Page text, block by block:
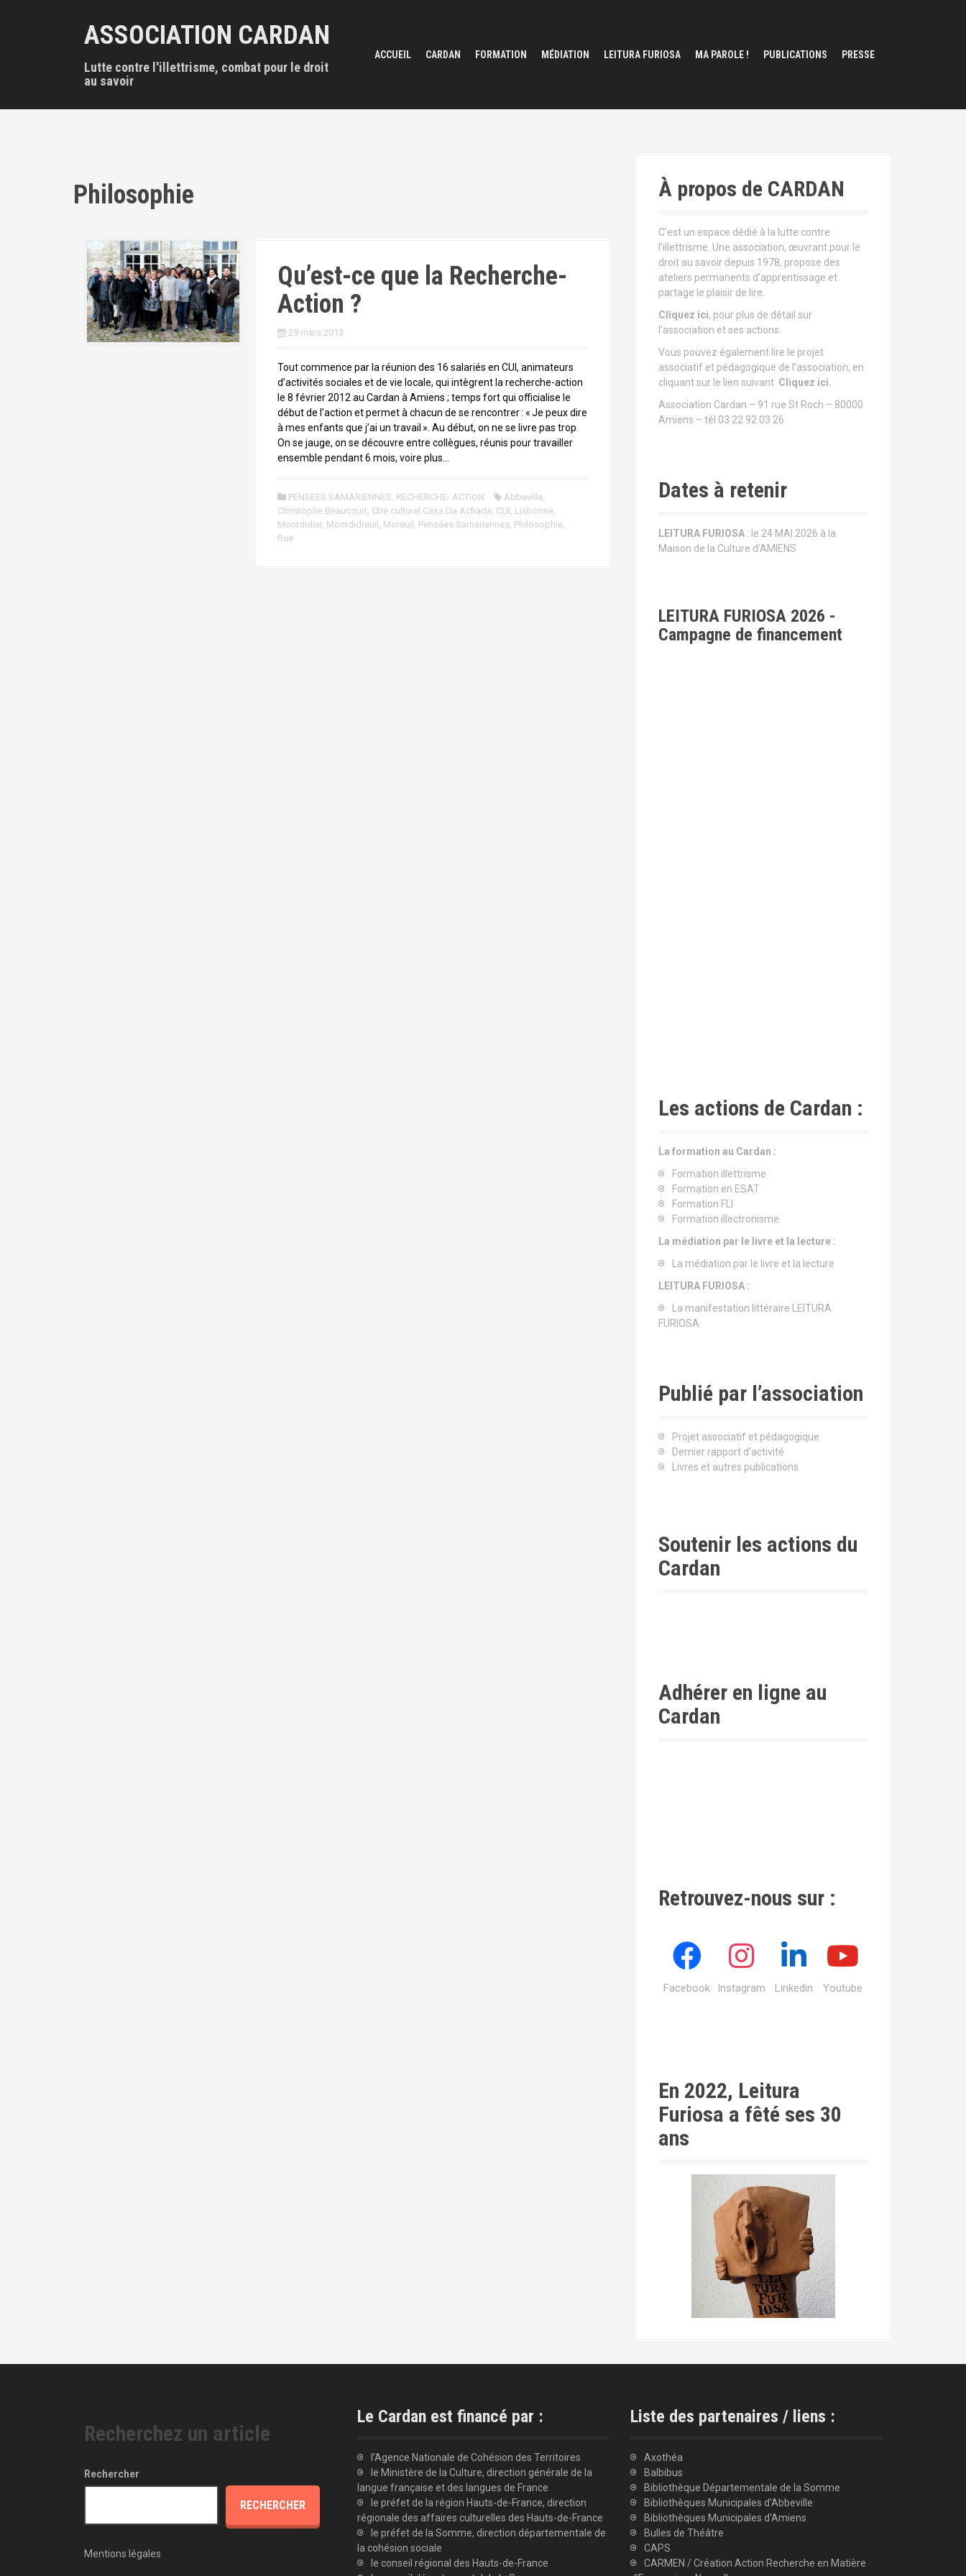
c
ASSOCIATION CARDAN
Lutte contre l'illettrisme, combat pour le droit
au savoir
ACCUEIL CARDAN FORMATION MÉDIATION LEITURA FURIOSA MA PAROLE ! PUBLICATIONS PRESSE
Philosophie
Qu’est-ce que la Recherche-
Action ?
29 mars 2013
Tout commence par la réunion des 16 salariés en CUI, animateurs
d’activités sociales et de vie locale, qui intègrent la recherche-action
le 8 février 2012 au Cardan à Amiens ; temps fort qui officialise le
début de l’action et permet à chacun de se rencontrer : « Je peux dire
à mes enfants que j’ai un travail ». Au début, on ne se livre pas trop.
On se jauge, on se découvre entre collègues, réunis pour travailler
ensemble pendant 6 mois, voire plus…
PENSEES SAMARIENNES, RECHERCHE- ACTION Abbeville,
Christophe Beaucourt, Ctre culturel Casa Da Achada, CUI, Lisbonne,
Montdidier, Montdidreuil , Moreuil , Pensées Samariennes, Philosophie,
Rue
À propos de CARDAN
C’est un espace dédié à la lutte contre
l’illettrisme. Une association, œuvrant pour le
droit au savoir depuis 1978, propose des
ateliers permanents d’apprentissage et
partage le plaisir de lire.
Cliquez ici, pour plus de détail sur
l’association et ses actions.
Vous pouvez également lire le projet
associatif et pédagogique de l’association, en
cliquant sur le lien suivant. Cliquez ici.
Association Cardan – 91 rue St Roch – 80000
Amiens – tél 03 22 92 03 26
Dates à retenir
LEITURA FURIOSA : le 24 MAI 2026 à la
Maison de la Culture d’AMIENS
LEITURA FURIOSA 2026 -
Campagne de financement
Les actions de Cardan :
La formation au Cardan :
Formation illettrisme
Formation en ESAT
Formation FLI
Formation illectronisme
La médiation par le livre et la lecture :
La médiation par le livre et la lecture
LEITURA FURIOSA :
La manifestation littéraire LEITURA
FURIOSA
Publié par l’association
Projet associatif et pédagogique
Dernier rapport d’activité
Livres et autres publications
Soutenir les actions du
Cardan
Adhérer en ligne au
Cardan
Retrouvez-nous sur :
Facebook Instagram Linkedin Youtube
En 2022, Leitura
Furiosa a fêté ses 30
ans
Recherchez un article
Rechercher
RECHERCHER
Mentions légales
Le Cardan est financé par :
l’Agence Nationale de Cohésion des Territoires
le Ministère de la Culture, direction générale de la
langue française et des langues de France
le préfet de la région Hauts-de-France, direction
régionale des affaires culturelles des Hauts-de-France
le préfet de la Somme, direction départementale de
la cohésion sociale
le conseil régional des Hauts-de-France
Liste des partenaires / liens :
Axothéa
Balbibus
Bibliothèque Départementale de la Somme
Bibliothèques Municipales d'Abbeville
Bibliothèques Municipales d'Amiens
Bulles de Théâtre
CAPS
CARMEN / Création Action Recherche en Matière